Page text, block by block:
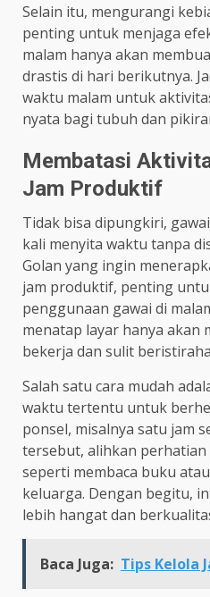
Selain itu, mengurangi
penting untuk menjaga
malam hanya akan
drastis di hari berikutnya.
waktu malam untuk
nyata bagi tubuh dan
Membatasi
Jam Produktif
Tidak bisa dipungkiri,
kali menyita waktu tanpa
Golan yang ingin
jam produktif, penting
penggunaan gawai di
menatap layar hanya akan
bekerja dan sulit
Salah satu cara mudah
waktu tertentu untuk
ponsel, misalnya satu jam
tersebut, alihkan perhatian
seperti membaca buku
keluarga. Dengan begitu,
lebih hangat dan
Baca Juga: Tips Kelola